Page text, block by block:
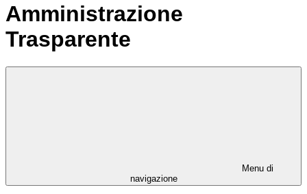
Amministrazione
Trasparente
Menu di
navigazione